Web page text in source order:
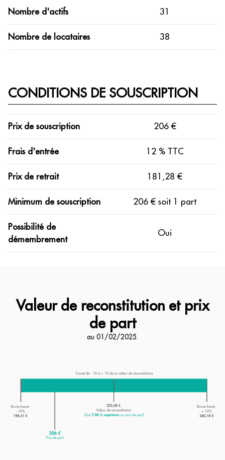
Nombre d'actifs 31
Nombre de locataires 38
CONDITIONS DE SOUSCRIPTION
Prix de souscription 206 €
Frais d'entrée 12 % TTC
Prix de retrait 181,28 €
Minimum de souscription 206 € soit 1 part
Possibilité de
démembrement
Oui
Valeur de reconstitution et prix
de part
au 01/02/2025.